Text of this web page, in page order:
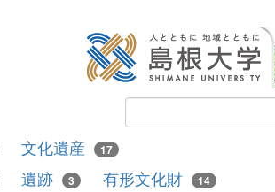
文化遺産 17
遺跡 3 有形文化財 14